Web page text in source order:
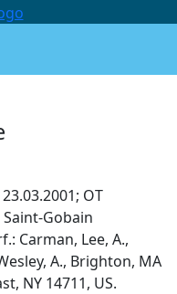
OT
Saint-Gobain
Carman, Lee, A.,
A., Brighton, MA
NY 14711, US.